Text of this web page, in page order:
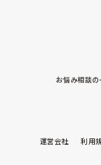
お悩み相談
運営会社 利用